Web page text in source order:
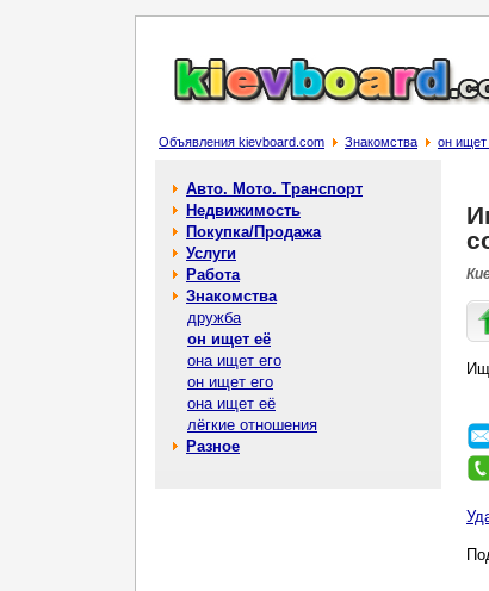
Объявления kievboard.com Знакомства он ищет
Авто. Мото. Транспорт
Недвижимость
Покупка/Продажа
Услуги
Работа
Знакомства
дружба
он ищет её
она ищет его
он ищет его
она ищет её
лёгкие отношения
Разное